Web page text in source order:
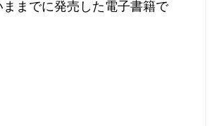
までに発売した電子書籍で